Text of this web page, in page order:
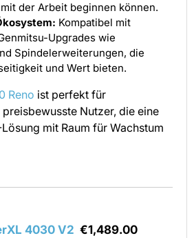
der Arbeit beginnen können.
Kompatibel mit
Upgrades wie
Spindelerweiterungen, die
und Wert bieten.
Reno ist perfekt für
Nutzer, die eine
mit Raum für Wachstum
4030 V2 €1,489.00